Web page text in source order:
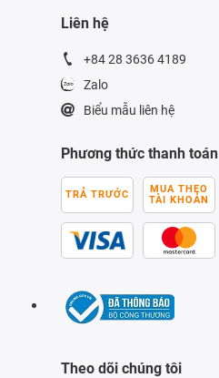
Liên hệ
+84 28 3636 4189
Zalo
Biểu mẫu liên hệ
Phương thức thanh toán
TRẢ TRƯỚC
MUA THEO
TÀI KHOẢN
Theo dõi chúng tôi